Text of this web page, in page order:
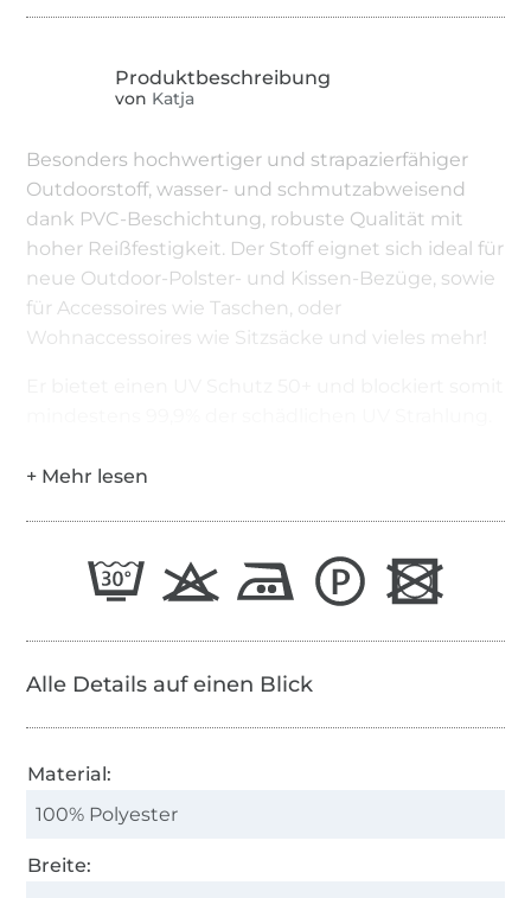
von Katja
Besonders hochwertiger und strapazierfähiger
Outdoorstoff, wasser- und schmutzabweisend
dank PVC-Beschichtung, robuste Qualität mit
hoher Reißfestigkeit. Der Stoff eignet sich ideal für
neue Outdoor-Polster- und Kissen-Bezüge, sowie
für Accessoires wie Taschen, oder
Wohnaccessoires wie Sitzsäcke und vieles mehr!
Alle Details auf einen Blick
Material:
100% Polyester
Breite: